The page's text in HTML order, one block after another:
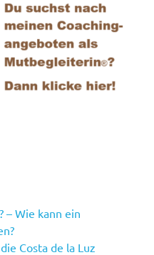
– Wie kann ein
Costa de la Luz